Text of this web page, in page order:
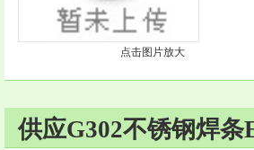
点击图片放大
供应G302不锈钢焊条